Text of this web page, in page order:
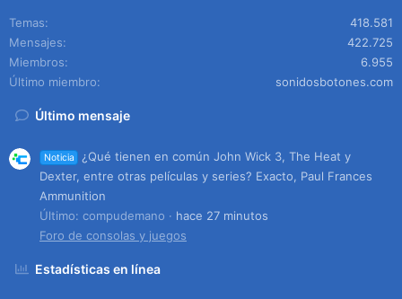
Temas
418.581
Mensajes
422.725
Miembros
6.955
Último miembro
sonidosbotones.com
Último mensaje
Noticia
¿Qué tienen en común John Wick 3, The Heat y
Dexter, entre otras películas y series? Exacto, Paul Frances
Ammunition
Último: compudemano
hace 27 minutos
Foro de consolas y juegos
Estadísticas en línea